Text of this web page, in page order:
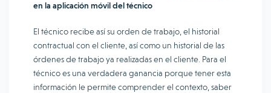
en la aplicación móvil del técnico
El técnico recibe así su orden de trabajo, el historial
contractual con el cliente, así como un historial de las
órdenes de trabajo ya realizadas en el cliente. Para el
técnico es una verdadera ganancia porque tener esta
información le permite comprender el contexto, saber